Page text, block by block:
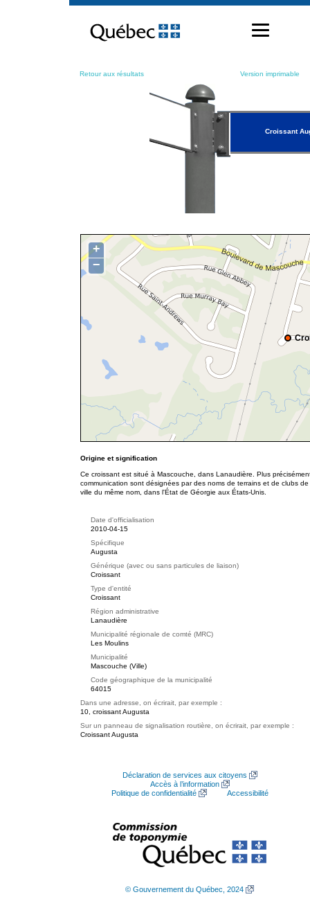
contenu
Retour aux résultats Version imprimable
Croissant
+
−
Origine et signification
Ce croissant est situé à Mascouche, dans Lanaudière. Plus
communication sont désignées par des noms de terrains et de clubs
ville du même nom, dans l'État de Géorgie aux États-Unis.
Date d'officialisation
2010-04-15
Spécifique
Augusta
Générique (avec ou sans particules de liaison)
Croissant
Type d'entité
Croissant
Région administrative
Lanaudière
Municipalité régionale de comté (MRC)
Les Moulins
Municipalité
Mascouche (Ville)
Code géographique de la municipalité
64015
Dans une adresse, on écrirait, par exemple :
10, croissant Augusta
Sur un panneau de signalisation routière, on écrirait, par exemple :
Croissant Augusta
Déclaration de services aux citoyens
Accès à l’information
Politique de confidentialité
Accessibilité
© Gouvernement du Québec, 2024